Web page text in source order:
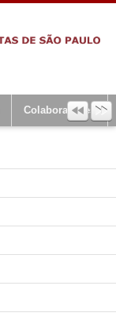
Colaboradores